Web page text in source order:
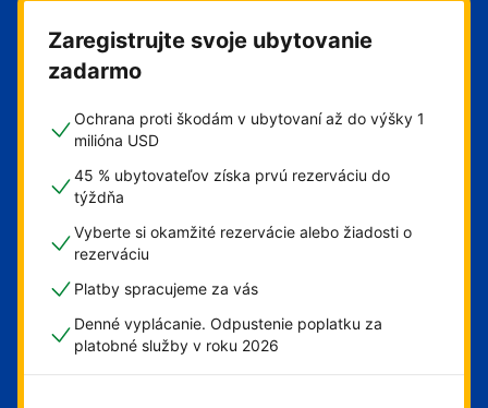
Zaregistrujte svoje ubytovanie
zadarmo
Ochrana proti škodám v ubytovaní až do výšky 1
milióna USD
45 % ubytovateľov získa prvú rezerváciu do
týždňa
Vyberte si okamžité rezervácie alebo žiadosti o
rezerváciu
Platby spracujeme za vás
Denné vyplácanie. Odpustenie poplatku za
platobné služby v roku 2026